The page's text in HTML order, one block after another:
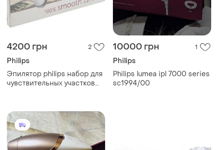
4200 грн 2
Philips
Эпилятор philips набор для
чувствительных участков
10000 грн 1
Philips
Philips lumea ipl 7000 series
sc1994/00